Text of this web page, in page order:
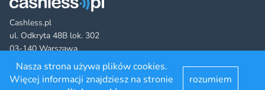
Cashless.pl
ul. Odkryta 48B lok. 302
03-140 Warszawa
FacebookTwitter YouTubeLinkedInRSS
©2022 cashless.pl. All rights reserved.
Nasza strona używa plików cookies.
Więcej informacji znajdziesz na stronie
rozumiem